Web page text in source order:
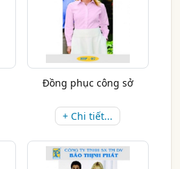
Đồng phục công sở
+ Chi tiết...